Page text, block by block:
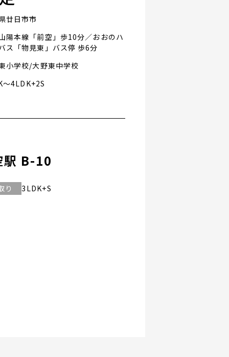
廿日市市
陽本線「前空」歩10分／おおのハ
ス「物見東」バス停 歩6分
小学校/大野東中学校
～4LDK+2S
駅 B-10
り 3LDK+S